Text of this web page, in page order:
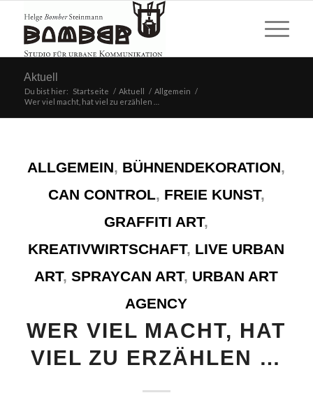
Aktuell
Du bist hier: Startseite / Aktuell / Allgemein /
Wer viel macht, hat viel zu erzählen …
ALLGEMEIN, BÜHNENDEKORATION,
CAN CONTROL, FREIE KUNST,
GRAFFITI ART,
KREATIVWIRTSCHAFT, LIVE URBAN
ART,SPRAYCAN ART, URBAN ART
AGENCY
WER VIEL MACHT, HAT
VIEL ZU ERZÄHLEN …